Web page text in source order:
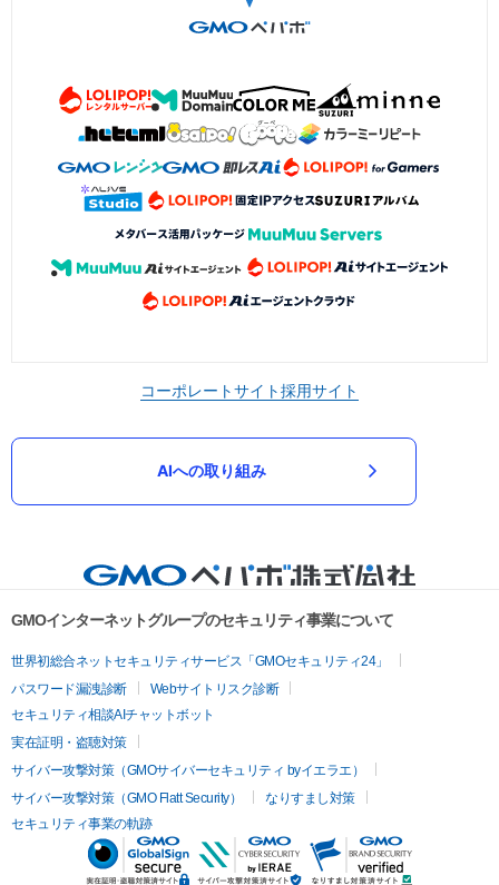
コーポレートサイト採用サイト
AIへの取り組み
GMOインターネットグループのセキュリティ事業について
世界初総合ネットセキュリティサービス「GMOセキュリティ24」
パスワード漏洩診断
Webサイトリスク診断
セキュリティ相談AIチャットボット
実在証明・盗聴対策
サイバー攻撃対策（GMOサイバーセキュリティ byイエラエ）
サイバー攻撃対策（GMO Flatt Security）
なりすまし対策
セキュリティ事業の軌跡